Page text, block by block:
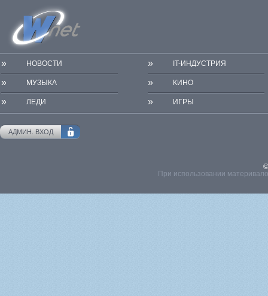
» НОВОСТИ » IT-ИНДУСТРИЯ
» МУЗЫКА » КИНО
» ЛЕДИ » ИГРЫ
АДМИН. ВХОД
При использовании